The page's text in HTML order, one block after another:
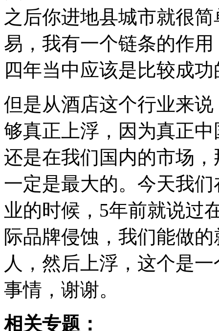
之后你进地县城市就很
易，我有一个链条的作
四年当中应该是比较成
但是从酒店这个行业来
够真正上浮，因为真正
还是在我们国内的市场
一定是最大的。今天我
业的时候，5年前就说过
际品牌侵蚀，我们能做
人，然后上浮，这个是
事情，谢谢。
相关专题：